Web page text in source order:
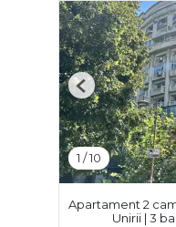
1 /10
Previous
Apartament 2
Unirii | 3